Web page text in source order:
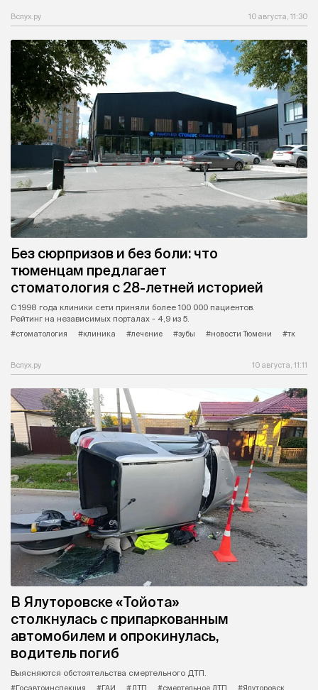
Вслух.ру 10 августа, 11:30
Без сюрпризов и без боли: что
тюменцам предлагает
стоматология с 28-летней историей
С 1998 года клиники сети приняли более 100 000 пациентов.
Рейтинг на независимых порталах - 4,9 из 5.
#стоматология
#клиника #лечение #зубы #новости Тюмени #тк
Вслух.ру 10 августа, 11:11
В Ялуторовске «Тойота»
столкнулась с припаркованным
автомобилем и опрокинулась,
водитель погиб
Выясняются обстоятельства смертельного ДТП.
#Госавтоинспекция
#ГАИ #ДТП #смертельное ДТП #Ялуторовск